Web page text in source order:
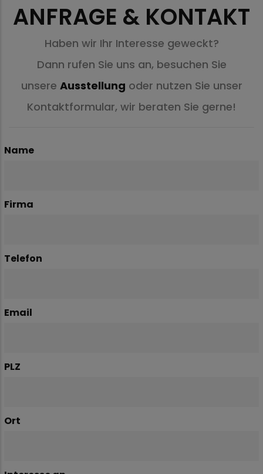
ANFRAGE & KONTAKT
Haben wir Ihr Interesse geweckt?
Dann rufen Sie uns an, besuchen Sie
unsere Ausstellung oder nutzen Sie unser
Kontaktformular, wir beraten Sie gerne!
Name
Firma
Telefon
Email
PLZ
Ort